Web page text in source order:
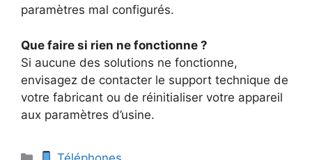
paramètres mal configurés.
Que faire si rien ne fonctionne ?
Si aucune des solutions ne fonctionne,
envisagez de contacter le support technique de
votre fabricant ou de réinitialiser votre appareil
aux paramètres d’usine.
Catégories